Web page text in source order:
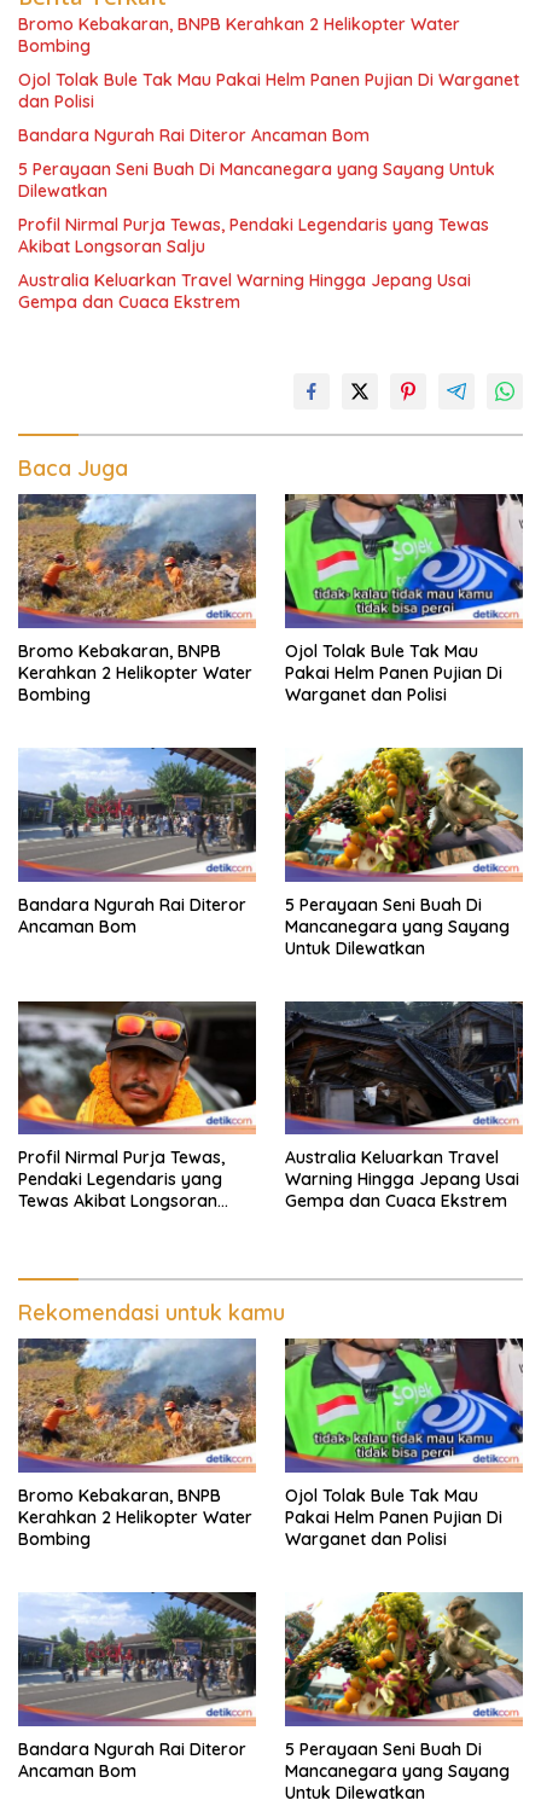
Bromo Kebakaran, BNPB Kerahkan 2 Helikopter Water
Bombing
Ojol Tolak Bule Tak Mau Pakai Helm Panen Pujian Di Warganet
dan Polisi
Bandara Ngurah Rai Diteror Ancaman Bom
5 Perayaan Seni Buah Di Mancanegara yang Sayang Untuk
Dilewatkan
Profil Nirmal Purja Tewas, Pendaki Legendaris yang Tewas
Akibat Longsoran Salju
Australia Keluarkan Travel Warning Hingga Jepang Usai
Gempa dan Cuaca Ekstrem
Baca Juga
Bromo Kebakaran, BNPB
Kerahkan 2 Helikopter Water
Bombing
Ojol Tolak Bule Tak Mau
Pakai Helm Panen Pujian Di
Warganet dan Polisi
Bandara Ngurah Rai Diteror
Ancaman Bom
5 Perayaan Seni Buah Di
Mancanegara yang Sayang
Untuk Dilewatkan
Profil Nirmal Purja Tewas,
Pendaki Legendaris yang
Tewas Akibat Longsoran
Australia Keluarkan Travel
Warning Hingga Jepang Usai
Gempa dan Cuaca Ekstrem
Rekomendasi untuk kamu
Bromo Kebakaran, BNPB
Kerahkan 2 Helikopter Water
Bombing
Ojol Tolak Bule Tak Mau
Pakai Helm Panen Pujian Di
Warganet dan Polisi
Bandara Ngurah Rai Diteror
Ancaman Bom
5 Perayaan Seni Buah Di
Mancanegara yang Sayang
Untuk Dilewatkan